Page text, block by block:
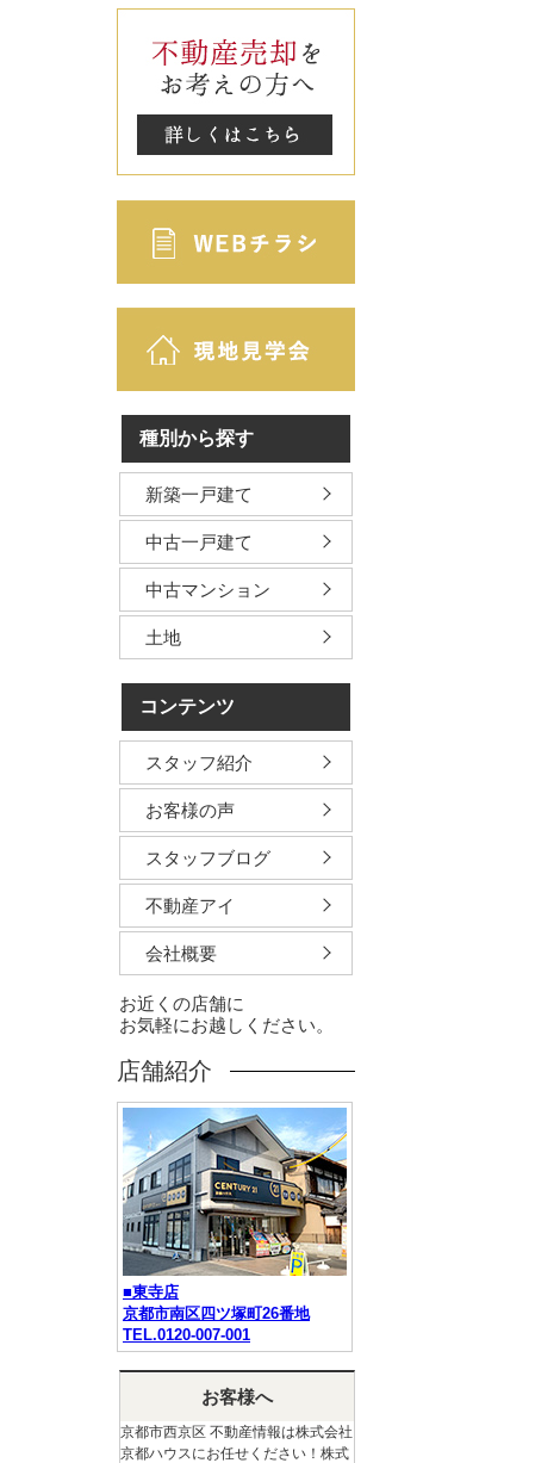
種別から探す
新築一戸建て
中古一戸建て
中古マンション
土地
コンテンツ
スタッフ紹介
お客様の声
スタッフブログ
不動産アイ
会社概要
お近くの店舗に
お気軽にお越しください。
店舗紹介
■東寺店
京都市南区四ツ塚町26番地
TEL.0120-007-001
お客様へ
京都市西京区 不動産情報は株式会社
京都ハウスにお任せください！株式